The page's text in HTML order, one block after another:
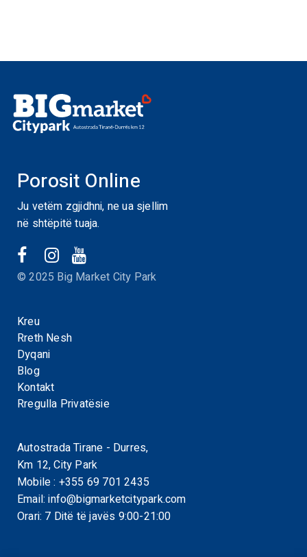
Porosit Online
Ju vetëm zgjidhni, ne ua sjellim
në shtëpitë tuaja.
© 2025 Big Market City Park
Kreu
Rreth Nesh
Dyqani
Blog
Kontakt
Rregulla Privatësie
Autostrada Tirane - Durres,
Km 12, City Park
Mobile : +355 69 701 2435
Email:info@bigmarketcitypark.com
Orari: 7 Ditë të javës 9:00-21:00